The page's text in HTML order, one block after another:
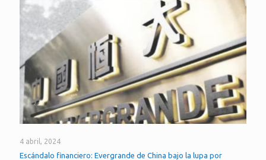
4 abril, 2024
Escándalo financiero: Evergrande de China bajo la lupa por